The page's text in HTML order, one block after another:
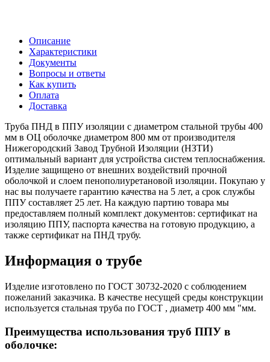
Описание
Характеристики
Документы
Вопросы и ответы
Как купить
Оплата
Доставка
Труба ПНД в ППУ изоляции с диаметром стальной трубы 400
мм в ОЦ оболочке диаметром 800 мм от производителя
Нижегородский Завод Трубной Изоляции (НЗТИ)
оптимальный вариант для устройства систем теплоснабжения.
Изделие защищено от внешних воздействий прочной
оболочкой и слоем пенополиуретановой изоляции. Покупаю у
нас вы получаете гарантию качества на 5 лет, а срок службы
ППУ составляет 25 лет. На каждую партию товара мы
предоставляем полный комплект документов: сертификат на
изоляцию ППУ, паспорта качества на готовую продукцию, а
также сертификат на ПНД трубу.
Информация о трубе
Изделие изготовлено по ГОСТ 30732-2020 с соблюдением
пожеланий заказчика. В качестве несущей среды конструкции
используется стальная труба по ГОСТ , диаметр 400 мм "мм.
Преимущества использования труб ППУ в
оболочке: